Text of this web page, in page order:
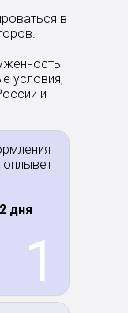
2 дня
1
в
условия,
и